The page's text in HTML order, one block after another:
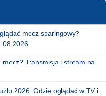
mecz sparingowy?
Transmisja i stream na
2026. Gdzie oglądać w TV i